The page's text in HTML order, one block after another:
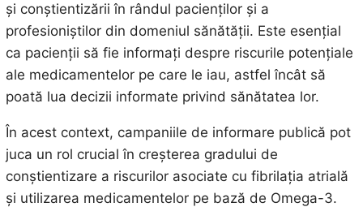
și conștientizării în rândul pacienților și a
profesioniștilor din domeniul sănătății. Este esențial
ca pacienții să fie informați despre riscurile potențiale
ale medicamentelor pe care le iau, astfel încât să
poată lua decizii informate privind sănătatea lor.
În acest context, campaniile de informare publică pot
juca un rol crucial în creșterea gradului de
conștientizare a riscurilor asociate cu fibrilația atrială
și utilizarea medicamentelor pe bază de Omega-3.